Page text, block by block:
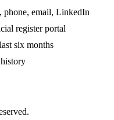
phone, email, LinkedIn
register portal
six months